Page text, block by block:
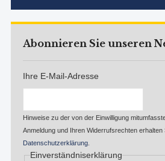
Abonnieren Sie unseren
Ihre E-Mail-Adresse
Hinweise zu der von der Einwilligung
Anmeldung und Ihren Widerrufsrechten erhalten
Datenschutzerklärung.
Einverständniserklärung